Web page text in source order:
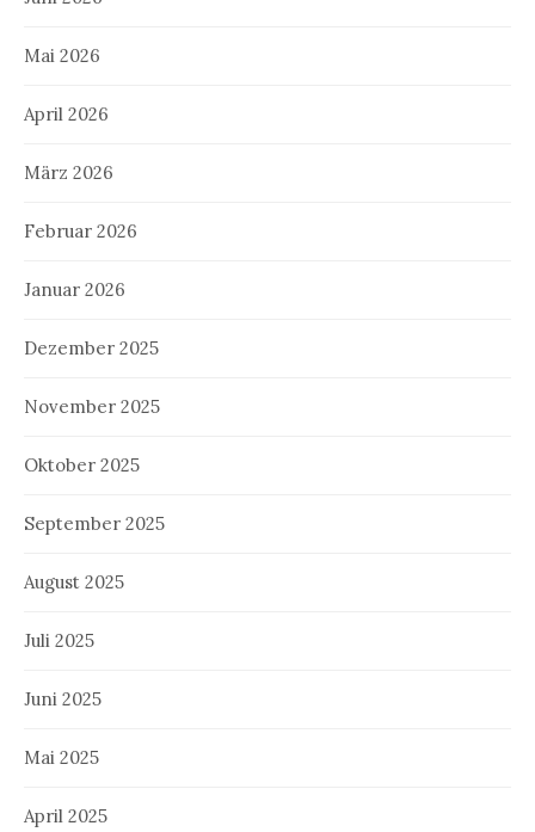
Mai 2026
April 2026
März 2026
Februar 2026
Januar 2026
Dezember 2025
November 2025
Oktober 2025
September 2025
August 2025
Juli 2025
Juni 2025
Mai 2025
April 2025